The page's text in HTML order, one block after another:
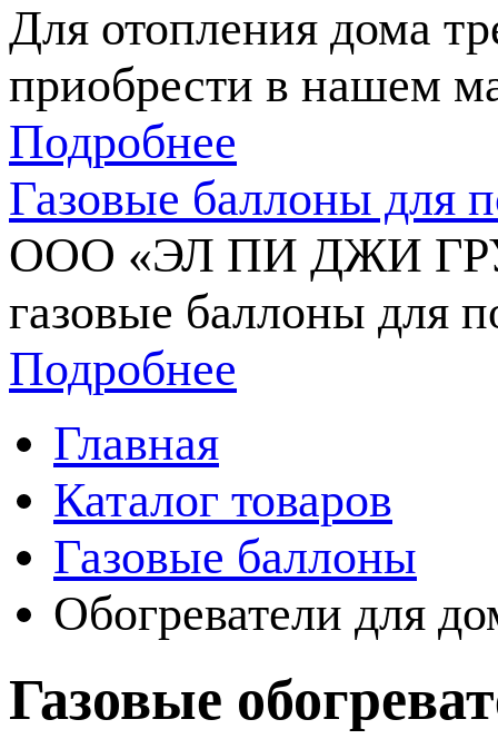
Для отопления дома
приобрести в нашем
Подробнее
Газовые баллоны для
ООО «ЭЛ ПИ ДЖИ
газовые баллоны для
Подробнее
Главная
Каталог товаров
Газовые баллоны
Обогреватели для
Газовые